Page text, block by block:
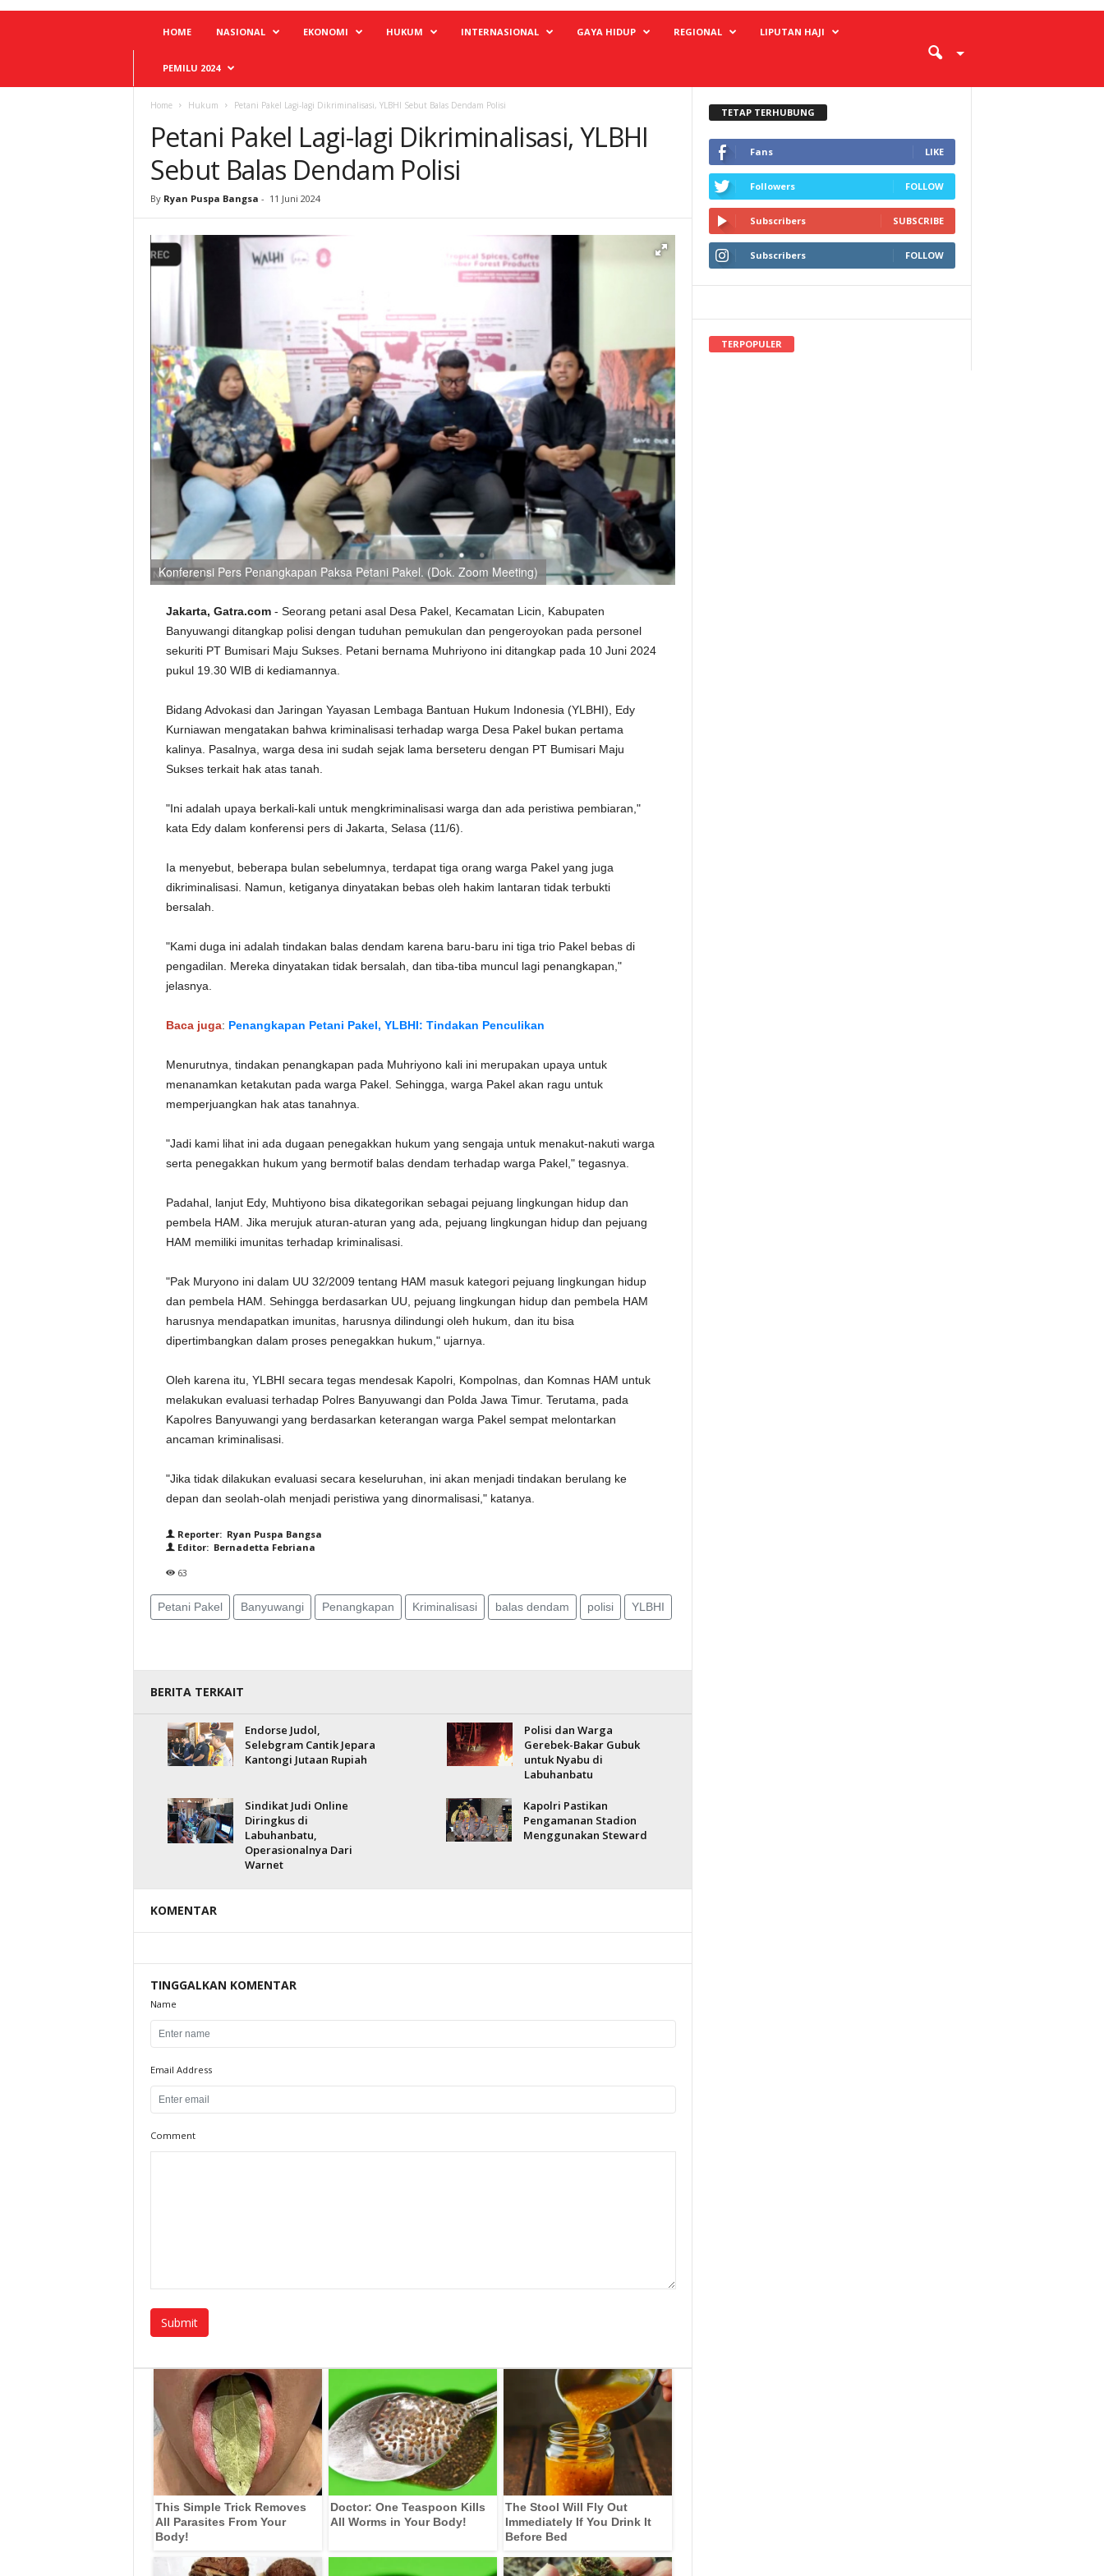
HOME NASIONAL EKONOMI HUKUM INTERNASIONAL GAYA HIDUP REGIONAL LIPUTAN HAJI
PEMILU 2024
Home Hukum Petani Pakel Lagi-lagi Dikriminalisasi, YLBHI Sebut Balas Dendam Polisi
Petani Pakel Lagi-lagi Dikriminalisasi, YLBHI
Sebut Balas Dendam Polisi
By Ryan Puspa Bangsa - 11 Juni 2024
Konferensi Pers Penangkapan Paksa Petani Pakel. (Dok. Zoom Meeting)
Jakarta, Gatra.com- Seorang petani asal Desa Pakel, Kecamatan Licin, Kabupaten
Banyuwangi ditangkap polisi dengan tuduhan pemukulan dan pengeroyokan pada personel
sekuriti PT Bumisari Maju Sukses. Petani bernama Muhriyono ini ditangkap pada 10 Juni 2024
pukul 19.30 WIB di kediamannya.
Bidang Advokasi dan Jaringan Yayasan Lembaga Bantuan Hukum Indonesia (YLBHI), Edy
Kurniawan mengatakan bahwa kriminalisasi terhadap warga Desa Pakel bukan pertama
kalinya. Pasalnya, warga desa ini sudah sejak lama berseteru dengan PT Bumisari Maju
Sukses terkait hak atas tanah.
"Ini adalah upaya berkali-kali untuk mengkriminalisasi warga dan ada peristiwa pembiaran,"
kata Edy dalam konferensi pers di Jakarta, Selasa (11/6).
Ia menyebut, beberapa bulan sebelumnya, terdapat tiga orang warga Pakel yang juga
dikriminalisasi. Namun, ketiganya dinyatakan bebas oleh hakim lantaran tidak terbukti
bersalah.
"Kami duga ini adalah tindakan balas dendam karena baru-baru ini tiga trio Pakel bebas di
pengadilan. Mereka dinyatakan tidak bersalah, dan tiba-tiba muncul lagi penangkapan,"
jelasnya.
Baca juga: Penangkapan Petani Pakel, YLBHI: Tindakan Penculikan
Menurutnya, tindakan penangkapan pada Muhriyono kali ini merupakan upaya untuk
menanamkan ketakutan pada warga Pakel. Sehingga, warga Pakel akan ragu untuk
memperjuangkan hak atas tanahnya.
"Jadi kami lihat ini ada dugaan penegakkan hukum yang sengaja untuk menakut-nakuti warga
serta penegakkan hukum yang bermotif balas dendam terhadap warga Pakel," tegasnya.
Padahal, lanjut Edy, Muhtiyono bisa dikategorikan sebagai pejuang lingkungan hidup dan
pembela HAM. Jika merujuk aturan-aturan yang ada, pejuang lingkungan hidup dan pejuang
HAM memiliki imunitas terhadap kriminalisasi.
"Pak Muryono ini dalam UU 32/2009 tentang HAM masuk kategori pejuang lingkungan hidup
dan pembela HAM. Sehingga berdasarkan UU, pejuang lingkungan hidup dan pembela HAM
harusnya mendapatkan imunitas, harusnya dilindungi oleh hukum, dan itu bisa
dipertimbangkan dalam proses penegakkan hukum," ujarnya.
Oleh karena itu, YLBHI secara tegas mendesak Kapolri, Kompolnas, dan Komnas HAM untuk
melakukan evaluasi terhadap Polres Banyuwangi dan Polda Jawa Timur. Terutama, pada
Kapolres Banyuwangi yang berdasarkan keterangan warga Pakel sempat melontarkan
ancaman kriminalisasi.
"Jika tidak dilakukan evaluasi secara keseluruhan, ini akan menjadi tindakan berulang ke
depan dan seolah-olah menjadi peristiwa yang dinormalisasi," katanya.
Reporter: Ryan Puspa Bangsa
Editor: Bernadetta Febriana
63
Petani Pakel Banyuwangi Penangkapan Kriminalisasi balas dendam polisi YLBHI
BERITA TERKAIT
Endorse Judol,
Selebgram Cantik Jepara
Kantongi Jutaan Rupiah
Polisi dan Warga
Gerebek-Bakar Gubuk
untuk Nyabu di
Labuhanbatu
Sindikat Judi Online
Diringkus di
Labuhanbatu,
Operasionalnya Dari
Warnet
Kapolri Pastikan
Pengamanan Stadion
Menggunakan Steward
KOMENTAR
TINGGALKAN KOMENTAR
Name
Email Address
Comment
This Simple Trick Removes
All Parasites From Your
Body!
Doctor: One Teaspoon Kills
All Worms in Your Body!
The Stool Will Fly Out
Immediately If You Drink It
Before Bed
TETAP TERHUBUNG
Fans LIKE
Followers FOLLOW
Subscribers SUBSCRIBE
Subscribers FOLLOW